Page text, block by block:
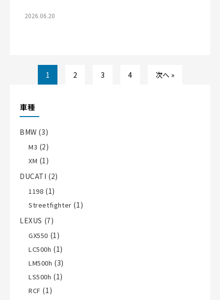
2026.06.20
1 2 3 4 次へ »
車種
BMW (3)
M3 (2)
XM (1)
DUCATI (2)
1198 (1)
Streetfighter (1)
LEXUS (7)
GX550 (1)
LC500h (1)
LM500h (3)
LS500h (1)
RCF (1)